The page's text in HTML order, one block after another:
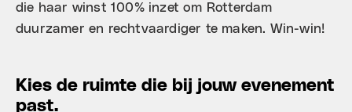
die haar winst 100% inzet om Rotterdam
duurzamer en rechtvaardiger te maken. Win-win!
Kies de ruimte die bij jouw evenement
past.